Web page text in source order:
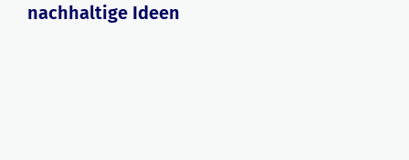
nachhaltige Ideen